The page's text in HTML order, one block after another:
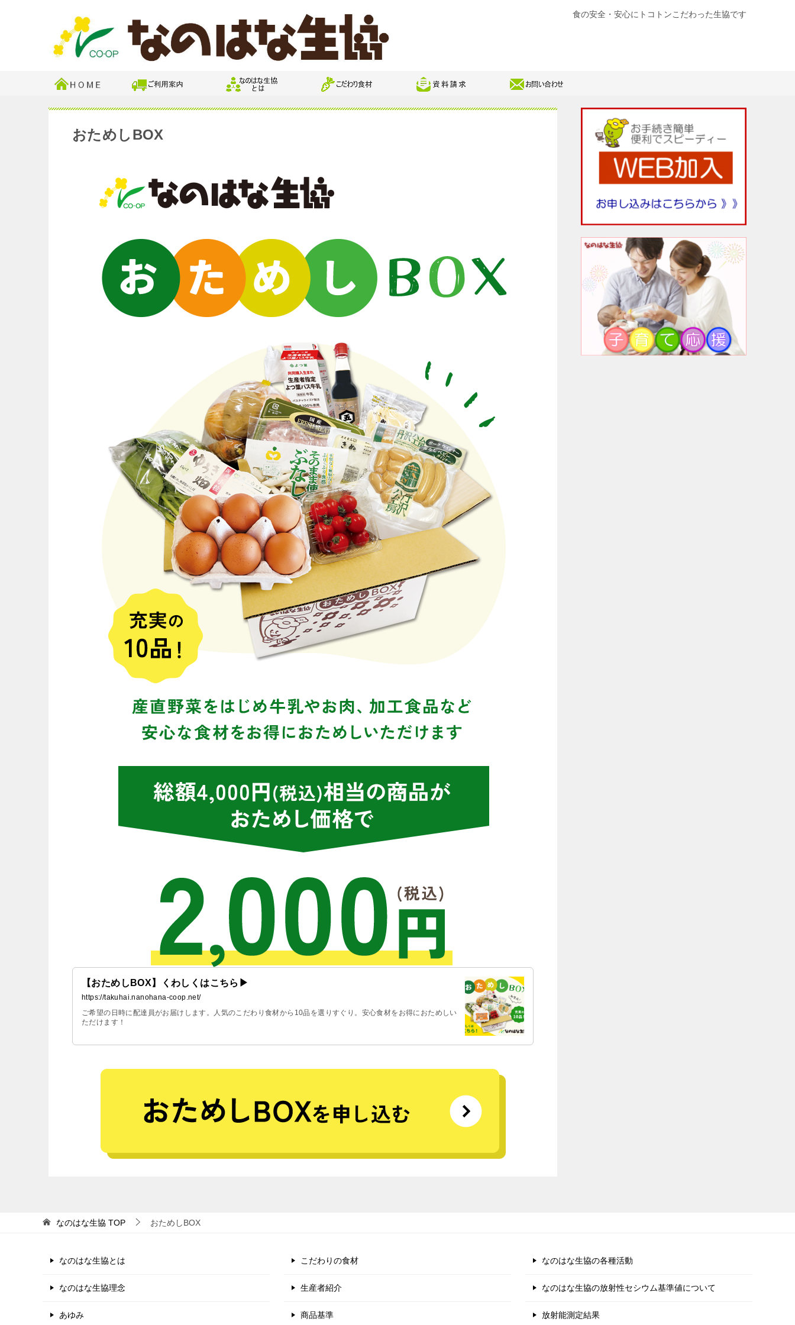
食の安全・安心にトコトンこだわった生協です
おためしBOX
【おためしBOX】くわしくはこちら▶
https://takuhai.nanohana-coop.net/
ご希望の日時に配達員がお届けします。人気のこだわり食材から10品を選りすぐり。安心食材をお得におためしい
ただけます！
なのはな生協 TOP おためしBOX
なのはな生協とは
なのはな生協理念
あゆみ
こだわりの食材
生産者紹介
商品基準
なのはな生協の各種活動
なのはな生協の放射性セシウム基準値について
放射能測定結果